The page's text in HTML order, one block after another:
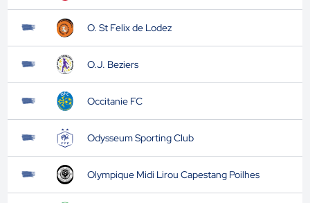
O. St Felix de Lodez
O.J. Beziers
Occitanie FC
Odysseum Sporting Club
Olympique Midi Lirou Capestang Poilhes